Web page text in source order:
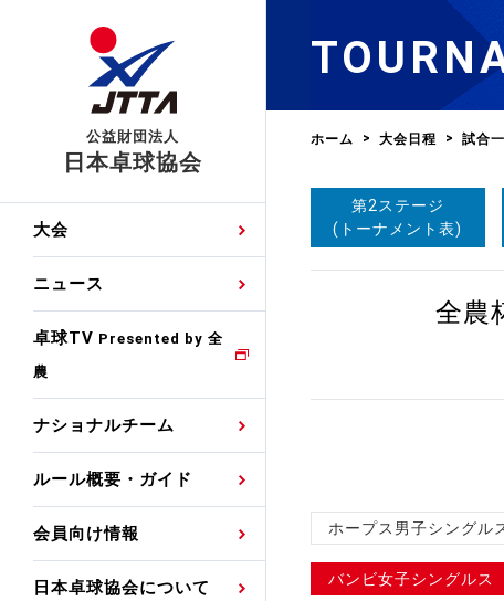
公益財団法人
日本卓球協会
大会 日程
ニュース
大会・試合
卓球TV Presented by 全
農
ナショナルチーム
男子ナショナルチーム選
手・候補
女子ナショナルチーム選
強化スタッフ
ルール概要・ガイド
卓球の基本的なルール
会員向け情報
協会会員登録
日本卓球協会について
卓球協会のミッション
国際交流届申込みフォー
審判員ネームプレート制
申込
ホーム 大会日程 試合
第2ステージ
(トーナメント表)
全農
ホープス男子シングル
バンビ女子シングルス